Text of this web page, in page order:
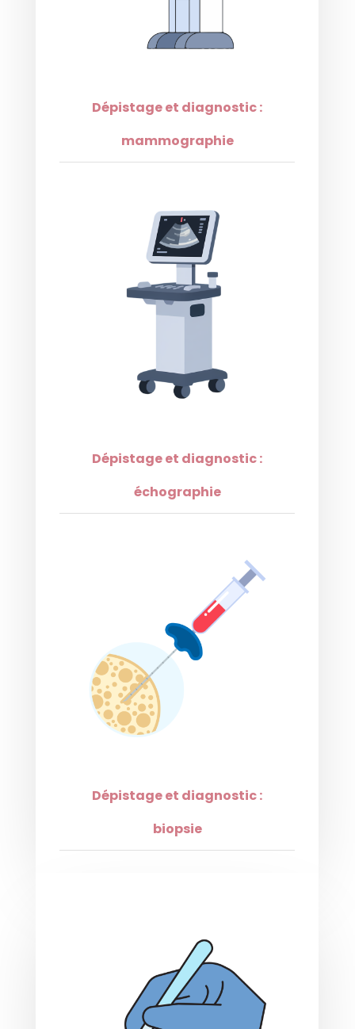
Dépistage et diagnostic :
mammographie
Dépistage et diagnostic :
échographie
Dépistage et diagnostic :
biopsie